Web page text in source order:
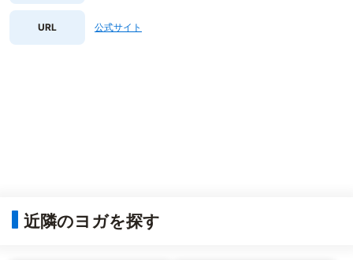
URL 公式サイト
近隣のヨガを探す